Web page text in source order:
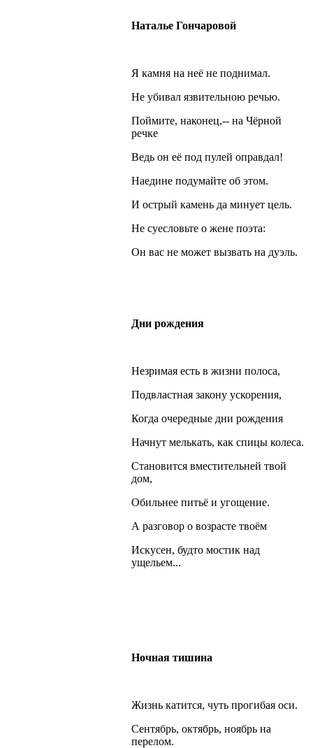
Наталье Гончаровой
Я камня на неё не поднимал.
Не убивал язвительною речью.
Поймите, наконец,-- на Чёрной
речке
Ведь он её под пулей оправдал!
Наедине подумайте об этом.
И острый камень да минует цель.
Не суесловьте о жене поэта:
Он вас не может вызвать на дуэль.
Дни рождения
Незримая есть в жизни полоса,
Подвластная закону ускорения,
Когда очередные дни рождения
Начнут мелькать, как спицы колеса.
Становится вместительней твой
дом,
Обильнее питьё и угощение.
А разговор о возрасте твоём
Искусен, будто мостик над
ущельем...
Ночная тишина
Жизнь катится, чуть прогибая оси.
Сентябрь, октябрь, ноябрь на
перелом.